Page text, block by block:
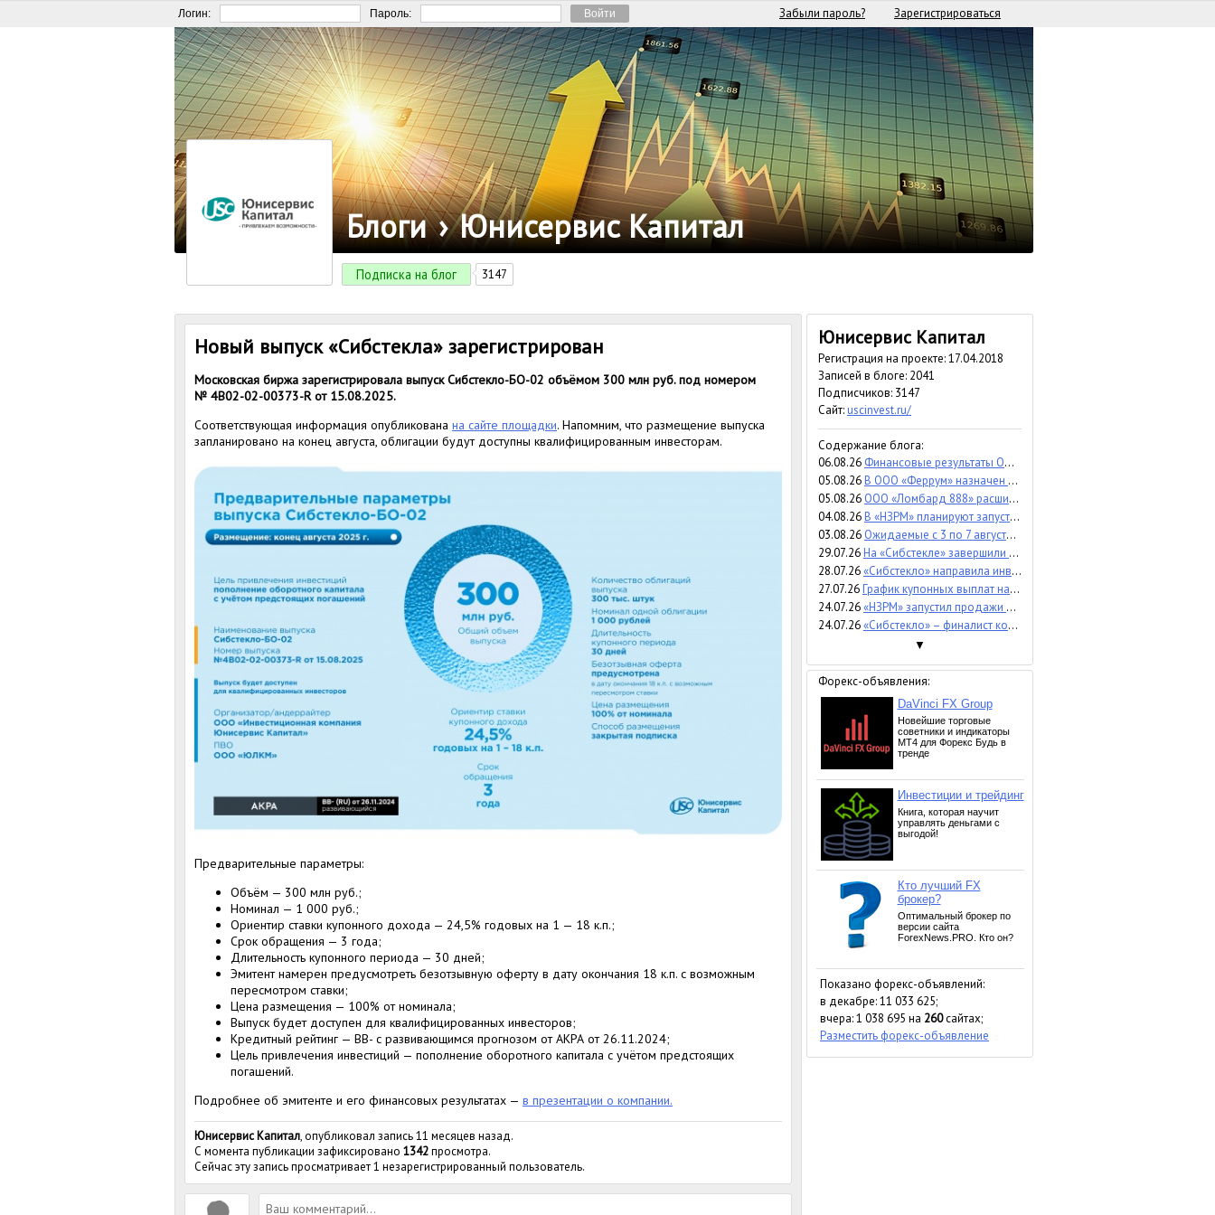
Логин: Пароль: Забыли пароль? Зарегистрироваться
Блоги › Юнисервис Капитал
Подписка на блог 3147
Новый выпуск «Сибстекла» зарегистрирован
Московская биржа зарегистрировала выпуск Сибстекло-БО-02 объёмом 300 млн руб. под номером
№ 4B02-02-00373-R от 15.08.2025.
Соответствующая информация опубликована на сайте площадки. Напомним, что размещение выпуска
запланировано на конец августа, облигации будут доступны квалифицированным инвесторам.
Предварительные параметры:
Объём — 300 млн руб.;
Номинал — 1 000 руб.;
Ориентир ставки купонного дохода — 24,5% годовых на 1 — 18 к.п.;
Срок обращения — 3 года;
Длительность купонного периода — 30 дней;
Эмитент намерен предусмотреть безотзывную оферту в дату окончания 18 к.п. с возможным
пересмотром ставки;
Цена размещения — 100% от номинала;
Выпуск будет доступен для квалифицированных инвесторов;
Кредитный рейтинг — BB- с развивающимся прогнозом от АКРА от 26.11.2024;
Цель привлечения инвестиций — пополнение оборотного капитала с учётом предстоящих
погашений.
Подробнее об эмитенте и его финансовых результатах — в презентации о компании.
Юнисервис Капитал, опубликовал запись 11 месяцев назад.
С момента публикации зафиксировано 1342просмотра.
Сейчас эту запись просматривает 1 незарегистрированный пользователь.
Юнисервис Капитал
Регистрация на проекте: 17.04.2018
Записей в блоге: 2041
Подписчиков: 3147
Сайт:uscinvest.ru/
Содержание блога:
06.08.26 Финансовые результаты ООО «Первый ювелирный ломбард» за 1 квартал 2026 г.
05.08.26В ООО «Феррум» назначен новый директор
05.08.26 ООО «Ломбард 888» расширяет собственную сеть: открыты три новых финансовых офиса в Сочи
04.08.26В «НЗРМ» планируют запустить третий цех во второй половине 2026 года
03.08.26 Ожидаемые с 3 по 7 августа купонные выплаты
29.07.26На «Сибстекле» завершили первый этап модернизации производства бесцветной стеклотары
28.07.26«Сибстекло» направила инвесторам выпуска БО-01 амортизационную выплату
27.07.26График купонных выплат на неделю с 27 по 31 июля
24.07.26«НЗРМ» запустил продажи оцинкованного металлопроката
24.07.26«Сибстекло» – финалист конкурса «Дело в людях: компании, инвестирующие в будущее»
▼
Форекс-объявления:
Показано форекс-объявлений:
в декабре: 11 033 625;
вчера: 1 038 695 на 260сайтах;
Разместить форекс-объявление